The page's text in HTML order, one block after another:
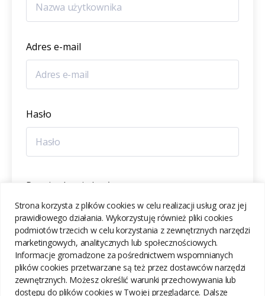
Strona korzysta z plików cookies w celu realizacji usług oraz jej
prawidłowego działania. Wykorzystuję również pliki cookies
podmiotów trzecich w celu korzystania z zewnętrznych narzędzi
marketingowych, analitycznych lub społecznościowych.
Informacje gromadzone za pośrednictwem wspomnianych
plików cookies przetwarzane są też przez dostawców narzędzi
zewnętrznych. Możesz określić warunki przechowywania lub
dostępu do plików cookies w Twojej przeglądarce. Dalsze
Adres e-mail
Hasło
Potwierdzenie hasła
ZAREJESTRUJ SIĘ